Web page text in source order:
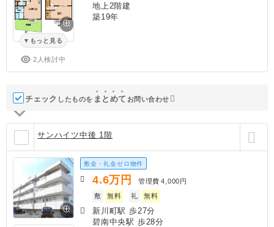
もっと見る
2人検討中
地上2階建
築19年
チェック したものを ま と めて お問い合わせ
サンハイツ中後 1階
敷金・礼金ゼロ物件
4.6万円 管理費 4,000円
敷
無料 礼 無料
新川町駅 歩27分
碧南中央駅 歩28分